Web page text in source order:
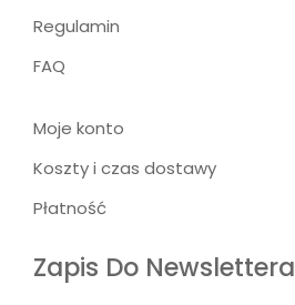
Regulamin
FAQ
Moje konto
Koszty i czas dostawy
Płatność
Zapis Do Newslettera